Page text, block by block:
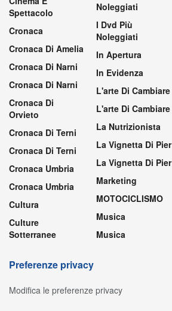
Spettacolo
Cronaca
Cronaca Di Amelia
Cronaca Di Narni
Cronaca Di Narni
Cronaca Di
Orvieto
Cronaca Di Terni
Cronaca Di Terni
Cronaca Umbria
Cronaca Umbria
Cultura
Culture
Sotterranee
Noleggiati
I Dvd Più
Noleggiati
In Apertura
In Evidenza
L'arte Di Cambiare
L'arte Di Cambiare
La Nutrizionista
La Vignetta Di Pier
La Vignetta Di Pier
Marketing
MOTOCICLISMO
Musica
Musica
Preferenze privacy
Modifica le preferenze privacy